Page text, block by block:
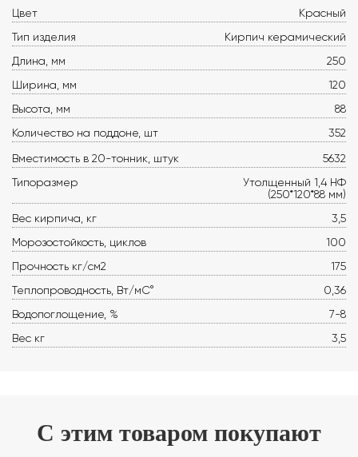
Цвет
Красный
Тип изделия
Кирпич керамический
Длина, мм
250
Ширина, мм
120
Высота, мм
88
Количество на поддоне, шт
352
Вместимость в 20-тонник, штук
5632
Типоразмер
Утолщенный 1,4 НФ
(250*120*88 мм)
Вес кирпича, кг
3,5
Морозостойкость, циклов
100
Прочность кг/см2
175
Теплопроводность, Вт/мС°
0,36
Водопоглощение, %
7-8
Вес кг
3,5
С этим товаром покупают